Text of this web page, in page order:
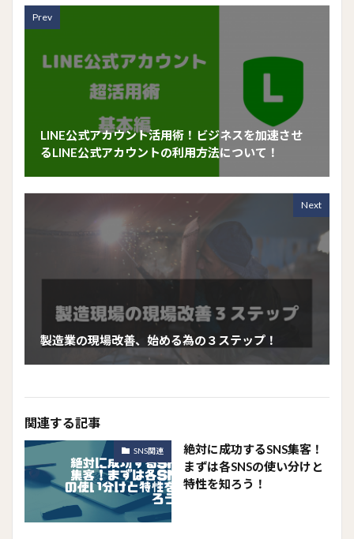
Prev
LINE公式アカウント活用術！ビジネスを加速させ
るLINE公式アカウントの利用方法について！
Next
製造業の現場改善、始める為の３ステップ！
関連する記事
SNS関連
絶対に成功するSNS集客！
まずは各SNSの使い分けと
特性を知ろう！